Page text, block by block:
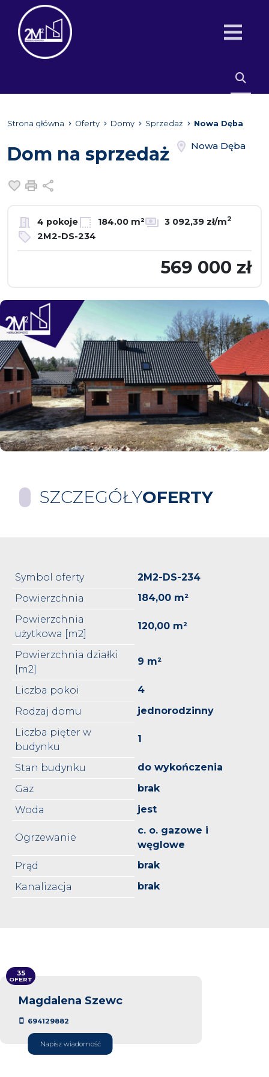
Strona główna Oferty Domy Sprzedaż Nowa Dęba
Dom na sprzedaż Nowa Dęba
Dodaj do ulubionych
Drukuj
4 pokoje 184.00 m² 3 092,39 zł/m2
2M2-DS-234
569 000 zł
SZCZEGÓŁYOFERTY
Symbol oferty
2M2-DS-234
Powierzchnia
184,00 m²
Powierzchnia
użytkowa [m2]
120,00 m²
Powierzchnia działki
[m2]
9 m²
Liczba pokoi
4
Rodzaj domu
jednorodzinny
Liczba pięter w
budynku
1
Stan budynku
do wykończenia
Gaz
brak
Woda
jest
Ogrzewanie
c. o. gazowe i
węglowe
Prąd
brak
Kanalizacja
brak
Magdalena Szewc
694129882
Napisz wiadomość
35
OFERT